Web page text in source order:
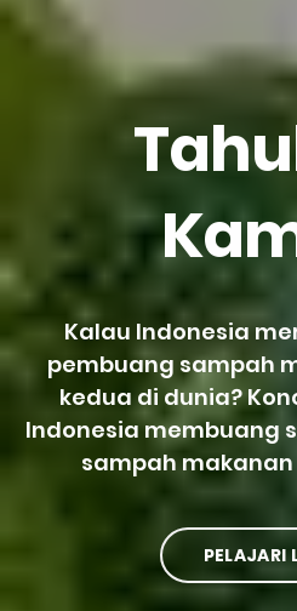
Kalau Indonesia
pembuang sampah
kedua di dunia?
Indonesia membuang
sampah
PELAJARI